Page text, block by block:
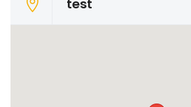
test